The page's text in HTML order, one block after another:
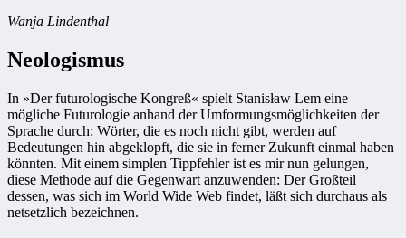
Wanja Lindenthal
Neologismus
In »Der futurologische Kongreß« spielt Stanisław Lem eine
mögliche Futurologie anhand der Umformungsmöglichkeiten der
Sprache durch: Wörter, die es noch nicht gibt, werden auf
Bedeutungen hin abgeklopft, die sie in ferner Zukunft einmal haben
könnten. Mit einem simplen Tippfehler ist es mir nun gelungen,
diese Methode auf die Gegenwart anzuwenden: Der Großteil
dessen, was sich im World Wide Web findet, läßt sich durchaus als
netsetzlich bezeichnen.